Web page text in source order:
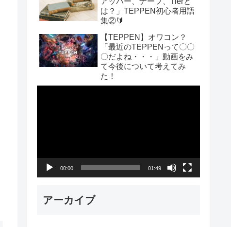
は？」TEPPEN初心者用語
集②🔰
【TEPPEN】オワコン？
「最近のTEPPENって〇〇
〇だよね・・・」動画をみ
て今後について考えてみ
た！
00:00 01:49
アーカイブ